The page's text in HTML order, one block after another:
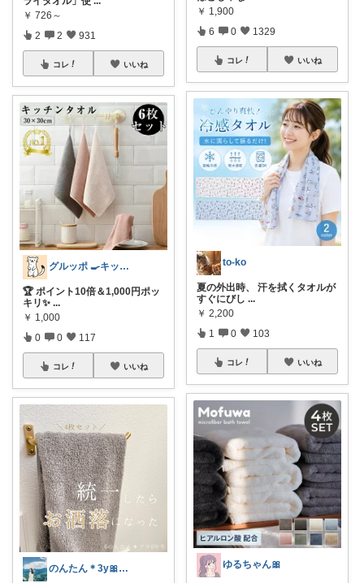
￥ 726～
2 2 931
コレ いいね
グルッポ 🍳キッチン
🏆 ポイント10倍＆1,000円ポッ
キリ✨ ...
￥ 1,000
0 0 117
コレ いいね
のんたん＊3y🎀1y👶🏻🍼
￥ 1,900
6 0 1329
コレ いいね
to-ko
夏の外出時、 汗を拭くタオルが
すぐにびし ...
￥ 2,200
1 0 103
コレ いいね
ゆるちゃん🎀